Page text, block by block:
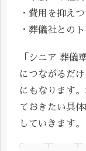
・費用を抑え
・葬儀社との
「シニア 葬儀
につながるだ
にもなります
ておきたい具
していきます。